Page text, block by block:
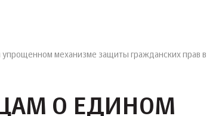
механизме защиты гражданских прав в
О ЕДИНОМ